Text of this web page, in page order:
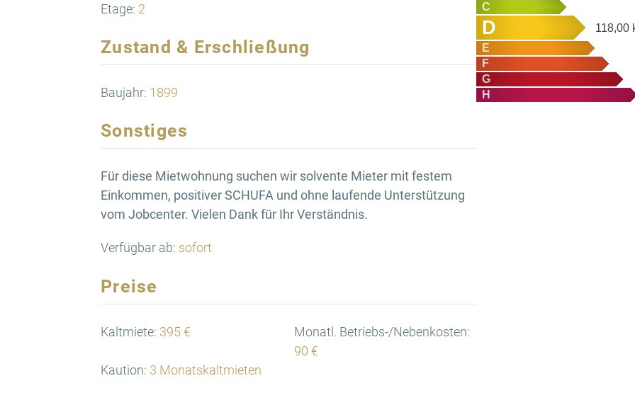
Etage: 2
Zustand & Erschließung
Baujahr: 1899
Sonstiges
Für diese Mietwohnung suchen wir solvente Mieter mit festem
Einkommen, positiver SCHUFA und ohne laufende Unterstützung
vom Jobcenter. Vielen Dank für Ihr Verständnis.
Verfügbar ab: sofort
Preise
Kaltmiete: 395 €
Monatl. Betriebs-/Nebenkosten:
90 €
Kaution: 3 Monatskaltmieten
C
D 118,00
E
F
G
H